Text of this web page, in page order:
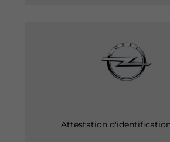
Attestation